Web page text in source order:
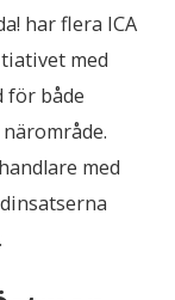
har flera ICA
med
för både
med